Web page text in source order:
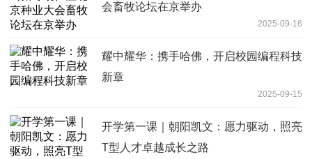
会畜牧论坛在京举办
2025-09-16
耀中耀华：携手哈佛，开启校园编程科技
新章
2025-09-15
开学第一课｜朝阳凯文：愿力驱动，照亮
T型人才卓越成长之路